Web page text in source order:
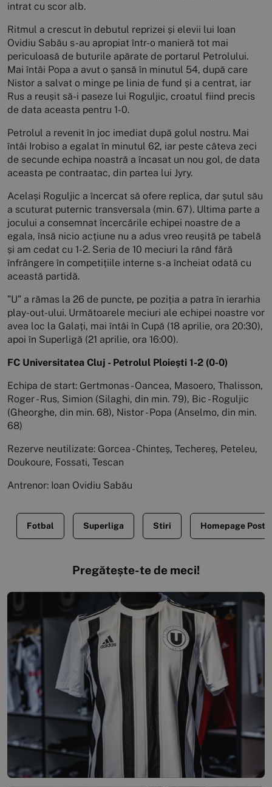
intrat cu scor alb.
Ritmul a crescut în debutul reprizei și elevii lui Ioan
Ovidiu Sabău s-au apropiat într-o manieră tot mai
periculoasă de buturile apărate de portarul Petrolului.
Mai întâi Popa a avut o șansă în minutul 54, după care
Nistor a salvat o minge pe linia de fund și a centrat, iar
Rus a reușit să-i paseze lui Roguljic, croatul fiind precis
de data aceasta pentru 1-0.
Petrolul a revenit în joc imediat după golul nostru. Mai
întâi Irobiso a egalat în minutul 62, iar peste câteva zeci
de secunde echipa noastră a încasat un nou gol, de data
aceasta pe contraatac, din partea lui Jyry.
Același Roguljic a încercat să ofere replica, dar șutul său
a scuturat puternic transversala (min. 67). Ultima parte a
jocului a consemnat încercările echipei noastre de a
egala, însă nicio acțiune nu a adus vreo reușită pe tabelă
și am cedat cu 1-2. Seria de 10 meciuri la rând fără
înfrângere în competițiile interne s-a încheiat odată cu
această partidă.
”U” a rămas la 26 de puncte, pe poziția a patra în ierarhia
play-out-ului. Următoarele meciuri ale echipei noastre vor
avea loc la Galați, mai întâi în Cupă (18 aprilie, ora 20:30),
apoi în Superligă (21 aprilie, ora 16:00).
FC Universitatea Cluj - Petrolul Ploiești 1-2 (0-0)
Echipa de start: Gertmonas - Oancea, Masoero, Thalisson,
Roger - Rus, Simion (Silaghi, din min. 79), Bic - Roguljic
(Gheorghe, din min. 68), Nistor - Popa (Anselmo, din min.
68)
Rezerve neutilizate: Gorcea - Chinteș, Techereș, Peteleu,
Doukoure, Fossati, Tescan
Antrenor: Ioan Ovidiu Sabău
Fotbal Superliga Stiri Homepage Posts
Pregătește-te de meci!